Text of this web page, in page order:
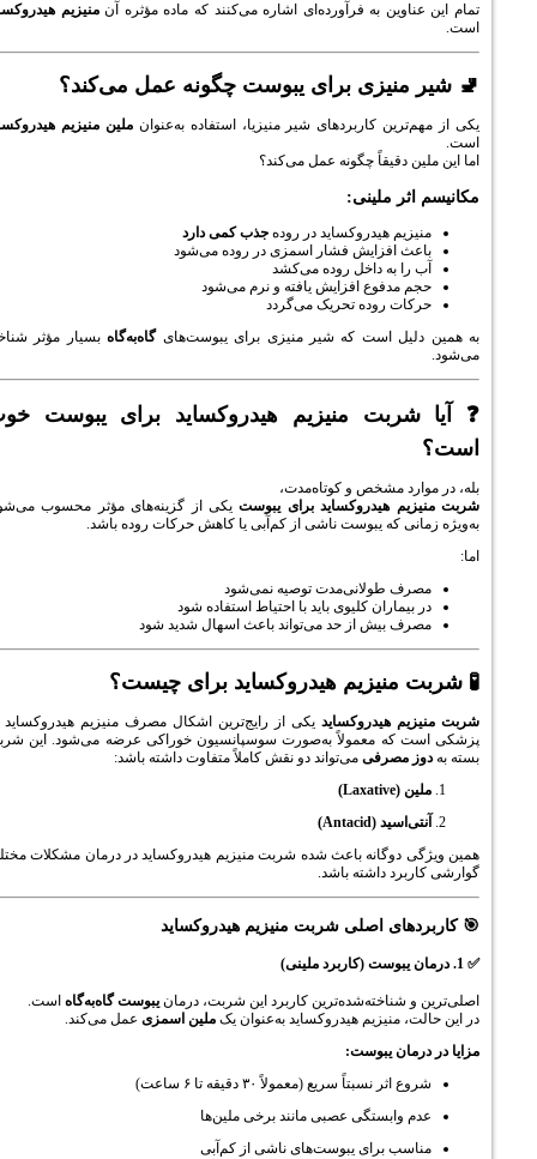
به فرآورده‌ای اشاره می‌کنند که ماده مؤثره آنمنیزیم هیدروکساید
برای یبوست چگونه عمل می‌کند؟
کاربردهای شیر منیزیا، استفاده به‌عنوان ملین منیزیم هیدروکساید
دقیقاً چگونه عمل می‌کند؟
ملینی:
هیدروکساید در روده جذب کمی دارد
افزایش فشار اسمزی در روده می‌شود
به داخل روده می‌کشد
مدفوع افزایش یافته و نرم می‌شود
روده تحریک می‌گردد
است که شیر منیزی برای یبوست‌های گاه‌به‌گاه بسیار مؤثر شناخته
منیزیم هیدروکساید برای یبوست خوب
مشخص و کوتاه‌مدت،
هیدروکساید برای یبوست یکی از گزینه‌های مؤثر محسوب می‌شود؛
که یبوست ناشی از کم‌آبی یا کاهش حرکات روده باشد.
طولانی‌مدت توصیه نمی‌شود
کلیوی باید با احتیاط استفاده شود
بیش از حد می‌تواند باعث اسهال شدید شود
منیزیم هیدروکساید برای چیست؟
هیدروکسایدیکی از رایج‌ترین اشکال مصرف منیزیم هیدروکساید در
که معمولاً به‌صورت سوسپانسیون خوراکی عرضه می‌شود. این شربت
می‌تواند دو نقش کاملاً متفاوت داشته باشد:
دوگانه باعث شده شربت منیزیم هیدروکساید در درمان مشکلات مختلف
داشته باشد.
اصلی شربت منیزیم هیدروکساید
شناخته‌شده‌ترین کاربرد این شربت، درمانیبوست گاه‌به‌گاه است.
منیزیم هیدروکساید به‌عنوان یکملین اسمزیعمل می‌کند.
یبوست:
نسبتاً سریع (معمولاً ۳۰ دقیقه تا ۶ ساعت)
وابستگی عصبی مانند برخی ملین‌ها
برای یبوست‌های ناشی از کم‌آبی